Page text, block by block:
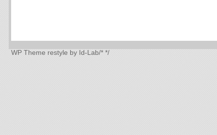
WP Theme restyle by Id-Lab/* */